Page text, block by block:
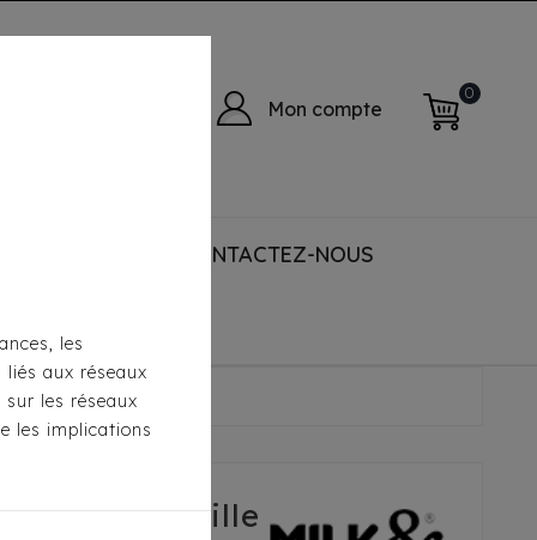
Mon compte
0
CONTACTEZ-NOUS
Paille
Selma Paille
les
aux réseaux
les réseaux
les implications